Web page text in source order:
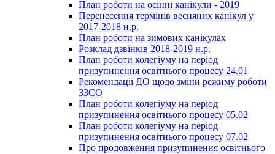
План роботи на осінні канікули - 2019
Перенесення термінів весняних канікул у
2017-2018 н.р.
План роботи на зимових канікулах
Розклад дзвінків 2018-2019 н.р.
План роботи колегіуму на період
призупинення освітнього процесу 24.01
Рекомендації ДО щодо зміни режиму роботи
ЗЗСО
План роботи колегіуму на період
призупинення освітнього процесу 05.02
План роботи колегіуму на період
призупинення освітнього процесу 07.02
Про продовження призупинення освітнього